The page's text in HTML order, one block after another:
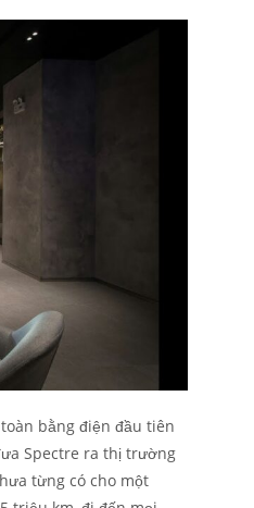
bằng điện đầu tiên
Spectre ra thị trường
từng có cho một